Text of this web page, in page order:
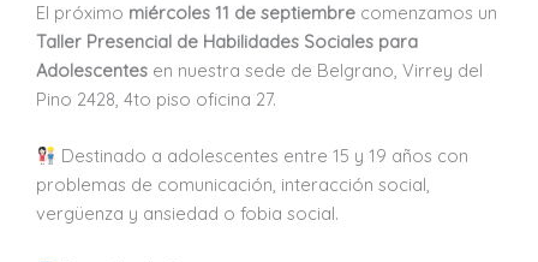
El próximo miércoles 11 de septiembre comenzamos un
Taller Presencial de Habilidades Sociales para
Adolescentes en nuestra sede de Belgrano, Virrey del
Pino 2428, 4to piso oficina 27.
Destinado a adolescentes entre 15 y 19 años con
problemas de comunicación, interacción social,
vergüenza y ansiedad o fobia social.